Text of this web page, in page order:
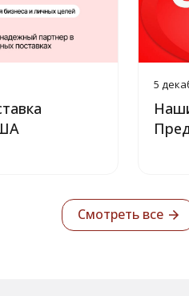
5
Смотреть все